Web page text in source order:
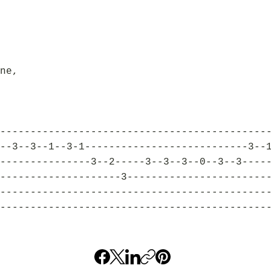
1--3--3--1--3-1---------------------------
3--2-----3--3--3--0--3--